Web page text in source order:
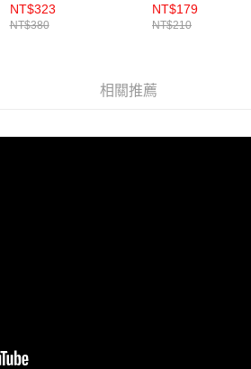
F20 by 1028
NT$323
NT$380
NT$179
NT$210
相關推薦